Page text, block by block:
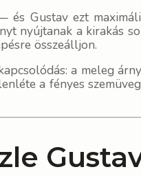
Gustav ezt
nyújtanak a kirakás
összeálljon.
a meleg
a fényes